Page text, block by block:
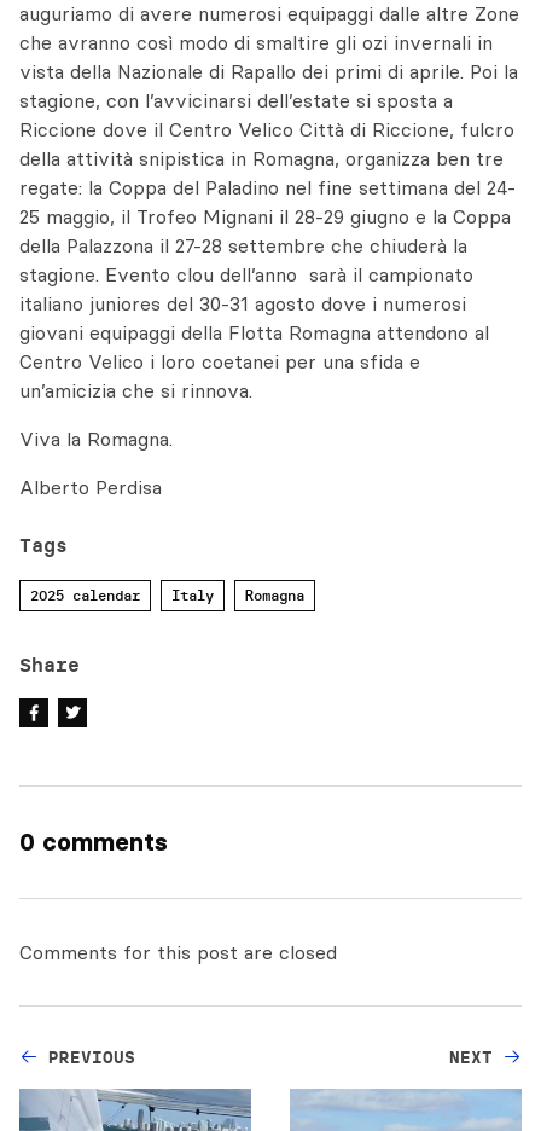
auguriamo di avere numerosi equipaggi dalle altre Zone
che avranno così modo di smaltire gli ozi invernali in
vista della Nazionale di Rapallo dei primi di aprile. Poi la
stagione, con l’avvicinarsi dell’estate si sposta a
Riccione dove il Centro Velico Città di Riccione, fulcro
della attività snipistica in Romagna, organizza ben tre
regate: la Coppa del Paladino nel fine settimana del 24-
25 maggio, il Trofeo Mignani il 28-29 giugno e la Coppa
della Palazzona il 27-28 settembre che chiuderà la
stagione. Evento clou dell’anno sarà il campionato
italiano juniores del 30-31 agosto dove i numerosi
giovani equipaggi della Flotta Romagna attendono al
Centro Velico i loro coetanei per una sfida e
un’amicizia che si rinnova.
Viva la Romagna.
Alberto Perdisa
Tags
2025 calendar Italy Romagna
Share
0 comments
Comments for this post are closed
PREVIOUS NEXT